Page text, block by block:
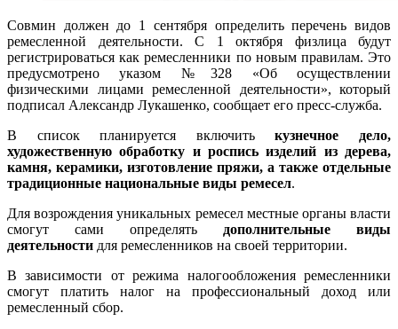
Совмин должен до 1 сентября определить перечень видов
ремесленной деятельности. С 1 октября физлица будут
регистрироваться как ремесленники по новым правилам. Это
предусмотрено указом №328 «Об осуществлении
физическими лицами ремесленной деятельности», который
подписал Александр Лукашенко, сообщает его пресс-служба.
В список планируется включить
кузнечное дело,
художественную обработку и роспись изделий из дерева,
камня, керамики, изготовление пряжи, а также отдельные
традиционные национальные виды ремесел.
Для возрождения уникальных ремесел местные органы власти
смогут сами определять
дополнительные виды
деятельности для ремесленников на своей территории.
В зависимости от режима налогообложения ремесленники
смогут платить налог на профессиональный доход или
ремесленный сбор.